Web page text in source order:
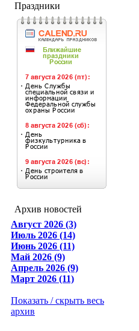
Праздники
Архив новостей
Август 2026 (3)
Июль 2026 (14)
Июнь 2026 (11)
Май 2026 (9)
Апрель 2026 (9)
Март 2026 (11)
Показать / скрыть весь
архив